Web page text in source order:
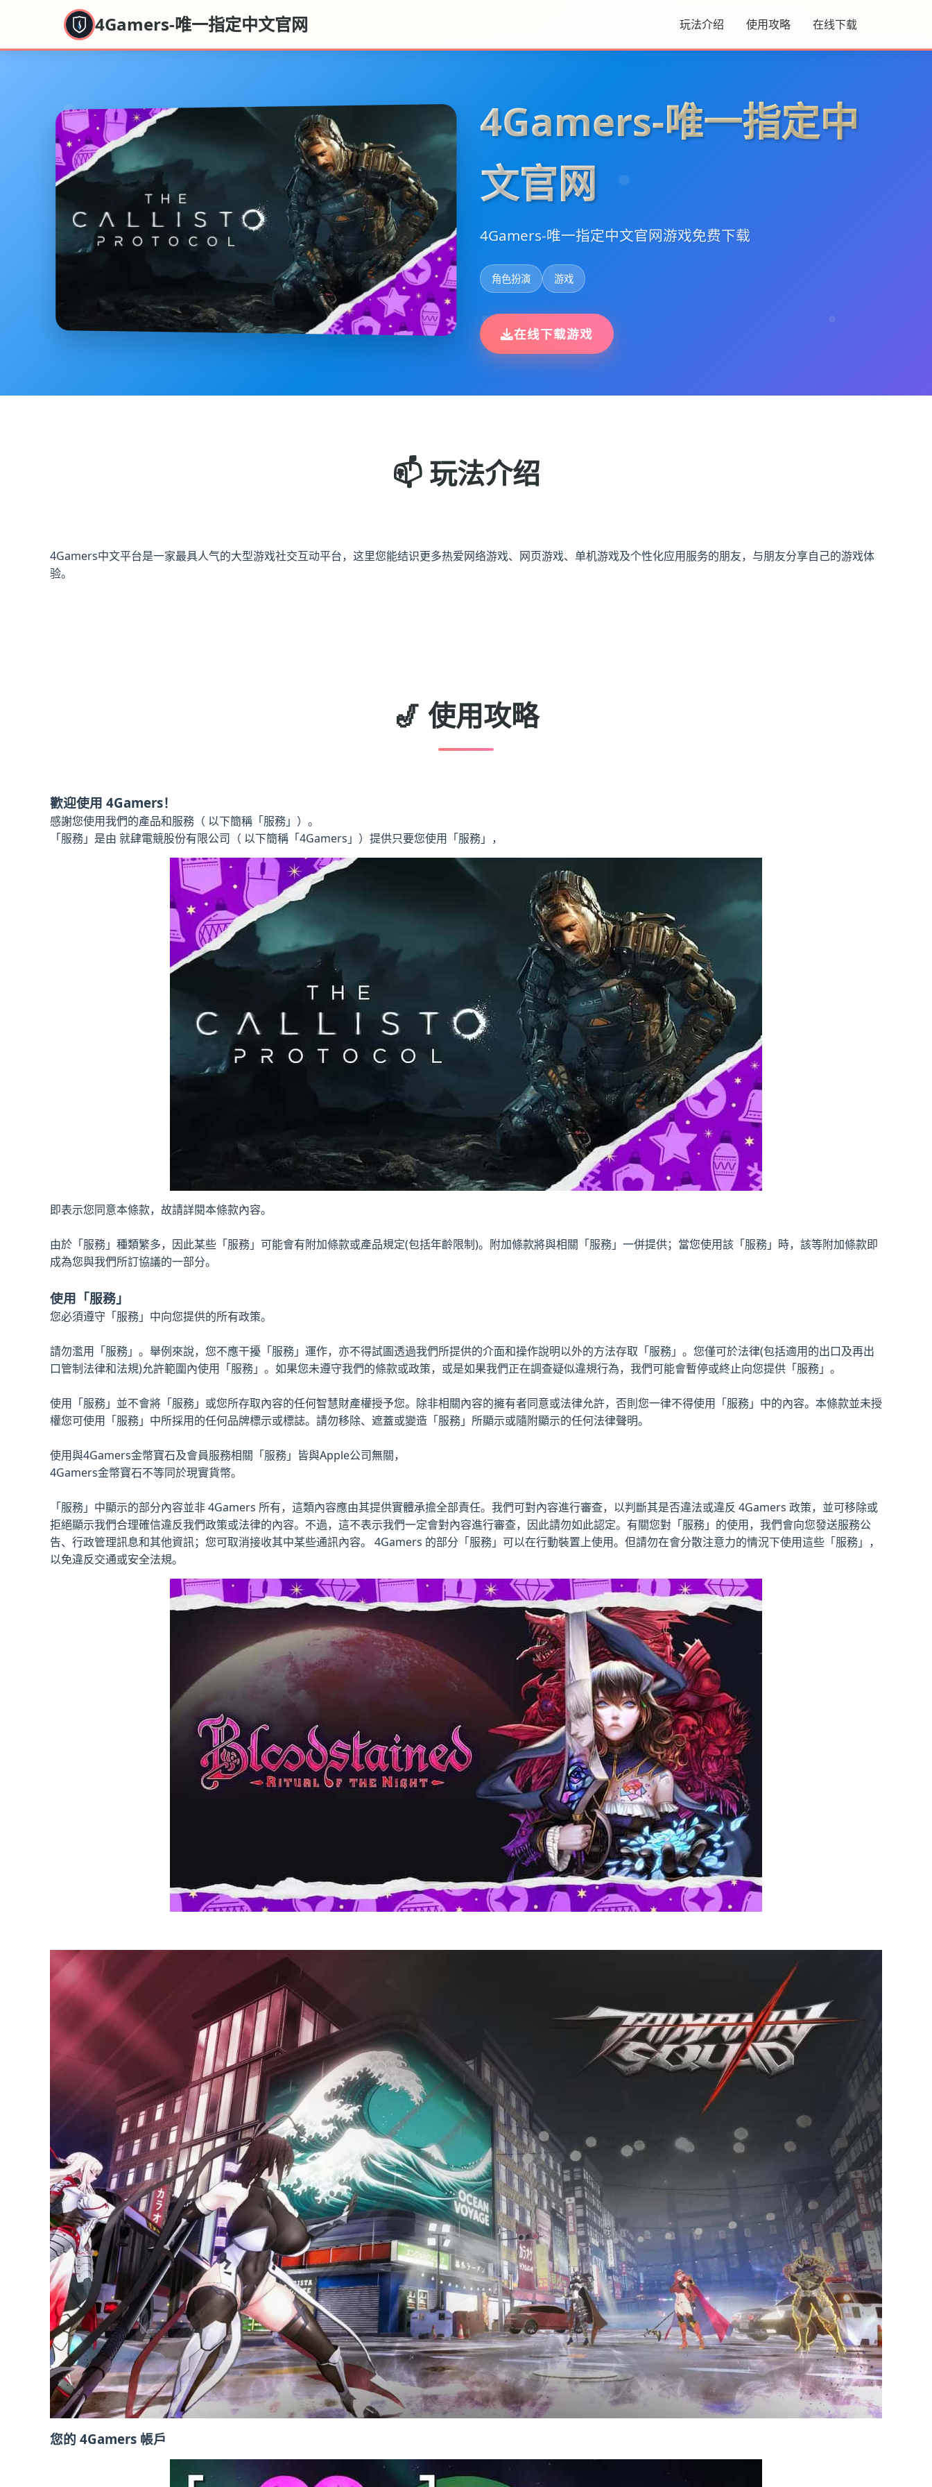
4Gamers-唯一指定中文官网 玩法介绍 使用攻略 在线下载
4Gamers-唯一指定中
文官网
4Gamers-唯一指定中文官网游戏免费下载
角色扮演 游戏
在线下载游戏
📫 玩法介绍
4Gamers中文平台是一家最具人气的大型游戏社交互动平台，这里您能结识更多热爱网络游戏、网页游戏、单机游戏及个性化应用服务的朋友，与朋友分享自己的游戏体
验。
🎷 使用攻略
歡迎使用 4Gamers！
感謝您使用我們的產品和服務（ 以下簡稱「服務」）。
「服務」是由 就肆電競股份有限公司（ 以下簡稱「4Gamers」）提供只要您使用「服務」，
即表示您同意本條款，故請詳閱本條款內容。
由於「服務」種類繁多，因此某些「服務」可能會有附加條款或產品規定(包括年齡限制)。附加條款將與相關「服務」一併提供；當您使用該「服務」時，該等附加條款即
成為您與我們所訂協議的一部分。
使用「服務」
您必須遵守「服務」中向您提供的所有政策。
請勿濫用「服務」。舉例來說，您不應干擾「服務」運作，亦不得試圖透過我們所提供的介面和操作說明以外的方法存取「服務」。您僅可於法律(包括適用的出口及再出
口管制法律和法規)允許範圍內使用「服務」。如果您未遵守我們的條款或政策，或是如果我們正在調查疑似違規行為，我們可能會暫停或終止向您提供「服務」。
使用「服務」並不會將「服務」或您所存取內容的任何智慧財產權授予您。除非相關內容的擁有者同意或法律允許，否則您一律不得使用「服務」中的內容。本條款並未授
權您可使用「服務」中所採用的任何品牌標示或標誌。請勿移除、遮蓋或變造「服務」所顯示或隨附顯示的任何法律聲明。
使用與4Gamers金幣寶石及會員服務相關「服務」皆與Apple公司無關，
4Gamers金幣寶石不等同於現實貨幣。
「服務」中顯示的部分內容並非 4Gamers 所有，這類內容應由其提供實體承擔全部責任。我們可對內容進行審查，以判斷其是否違法或違反 4Gamers 政策，並可移除或
拒絕顯示我們合理確信違反我們政策或法律的內容。不過，這不表示我們一定會對內容進行審查，因此請勿如此認定。有關您對「服務」的使用，我們會向您發送服務公
告、行政管理訊息和其他資訊；您可取消接收其中某些通訊內容。 4Gamers 的部分「服務」可以在行動裝置上使用。但請勿在會分散注意力的情況下使用這些「服務」，
以免違反交通或安全法規。
您的 4Gamers 帳戶